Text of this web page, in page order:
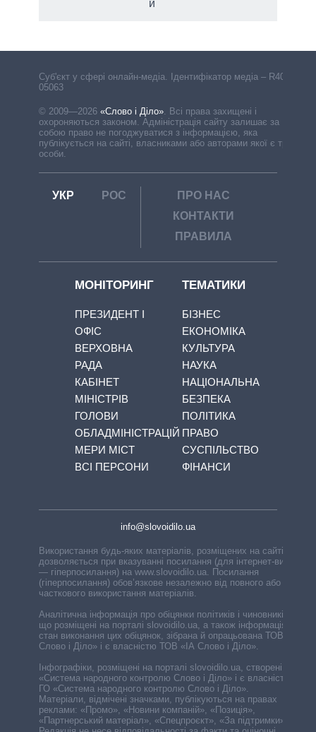
й
Cуб'єкт у сфері онлайн-медіа. Ідентифікатор медіа – R40-
05063
© 2009—2026 «Слово і Діло» Всі права захищені і
охороняються законом. Адміністрація сайту залишає за
собою право не погоджуватися з інформацією, яка
публікується на сайті, власниками або авторами якої є треті
особи.
УКР РОС
ПРО НАС
КОНТАКТИ
ПРАВИЛА
МОНІТОРИНГ
ПРЕЗИДЕНТ І
ОФІС
ВЕРХОВНА
РАДА
КАБІНЕТ
МІНІСТРІВ
ГОЛОВИ
ОБЛАДМІНІСТРАЦІЙ
МЕРИ МІСТ
ВСІ ПЕРСОНИ
ТЕМАТИКИ
БІЗНЕС
ЕКОНОМІКА
КУЛЬТУРА
НАУКА
НАЦІОНАЛЬНА
БЕЗПЕКА
ПОЛІТИКА
ПРАВО
СУСПІЛЬСТВО
ФІНАНСИ
info@slovoidilo.ua
Використання будь-яких матеріалів, розміщених на сайті,
дозволяється при вказуванні посилання (для інтернет-видань
— гіперпосилання) на www.slovoidilo.ua. Посилання
(гіперпосилання) обов’язкове незалежно від повного або
часткового використання матеріалів.
Аналітична інформація про обіцянки політиків і чиновників,
що розміщені на порталі slovoidilo.ua, а також інформація про
стан виконання цих обіцянок, зібрана й опрацьована ТОВ «ІА
Слово і Діло» і є власністю ТОВ «ІА Слово і Діло».
Інфографіки, розміщені на порталі slovoidilo.ua, створені ГО
«Система народного контролю Слово і Діло» і є власністю
ГО «Система народного контролю Слово і Діло».
Матеріали, відмічені значками, публікуються на правах
реклами: «Промо», «Новини компаній», «Позиція»,
«Партнерський матеріал», «Спецпроєкт», «За підтримки».